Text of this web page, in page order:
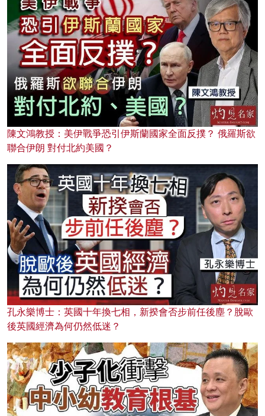
陳文鴻教授：美伊戰爭恐引伊斯蘭國家全面反撲？ 俄羅斯欲
聯合伊朗 對付北約美國？
孔永樂博士：英國十年換七相，新揆會否步前任後塵？脫歐
後英國經濟為何仍然低迷？